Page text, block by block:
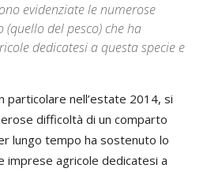
evidenziate le numerose
del pesco) che ha
dedicatesi a questa specie e
particolare nell’estate 2014, si
difficoltà di un comparto
lungo tempo ha sostenuto lo
imprese agricole dedicatesi a